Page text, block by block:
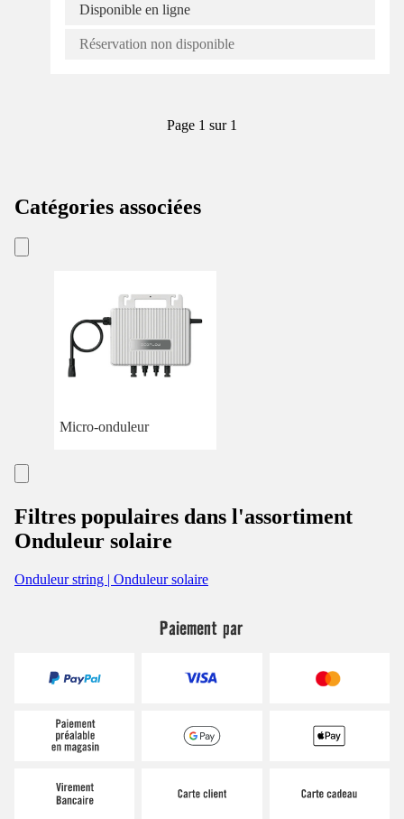
Disponible en ligne
Réservation non disponible
Page 1 sur 1
Catégories associées
Micro-onduleur
Filtres populaires dans l'assortiment
Onduleur solaire
Onduleur string | Onduleur solaire
Paiement par